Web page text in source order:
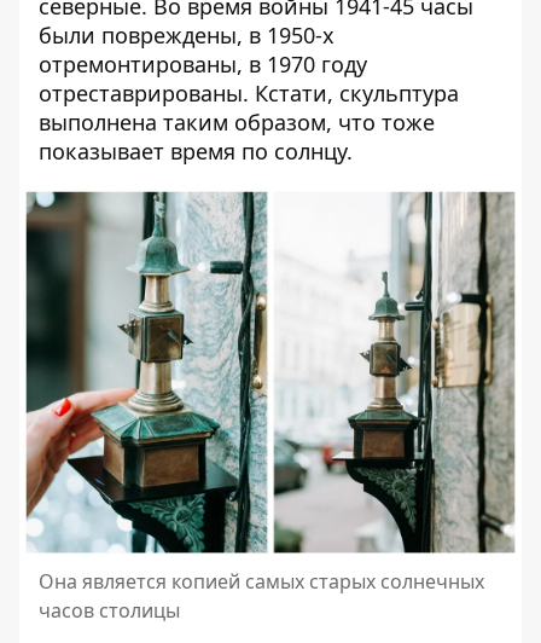
северные. Во время войны 1941-45 часы
были повреждены, в 1950-х
отремонтированы, в 1970 году
отреставрированы. Кстати, скульптура
выполнена таким образом, что тоже
показывает время по солнцу.
Она является копией самых старых солнечных
часов столицы